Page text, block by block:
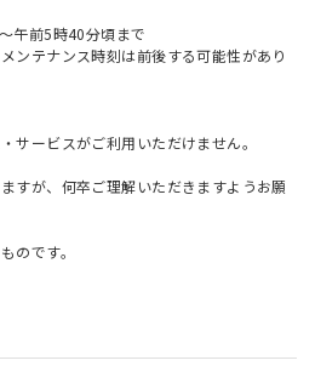
午前5時40分頃まで
ンテナンス時刻は前後する可能性があり
サービスがご利用いただけません。
すが、何卒ご理解いただきますようお願
のです。